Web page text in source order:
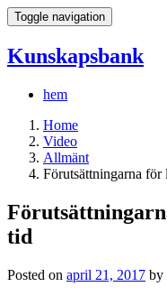
Toggle navigation
Kunskapsbank
hem
Home
Video
Allmänt
Förutsättningarna
tid
Posted on april 21, 2017 by